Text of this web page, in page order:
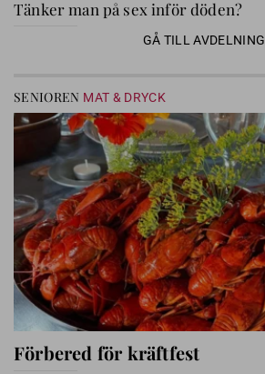
Tänker man på sex inför döden?
GÅ TILL AVDELNING
SENIOREN MAT & DRYCK
Förbered för kräftfest